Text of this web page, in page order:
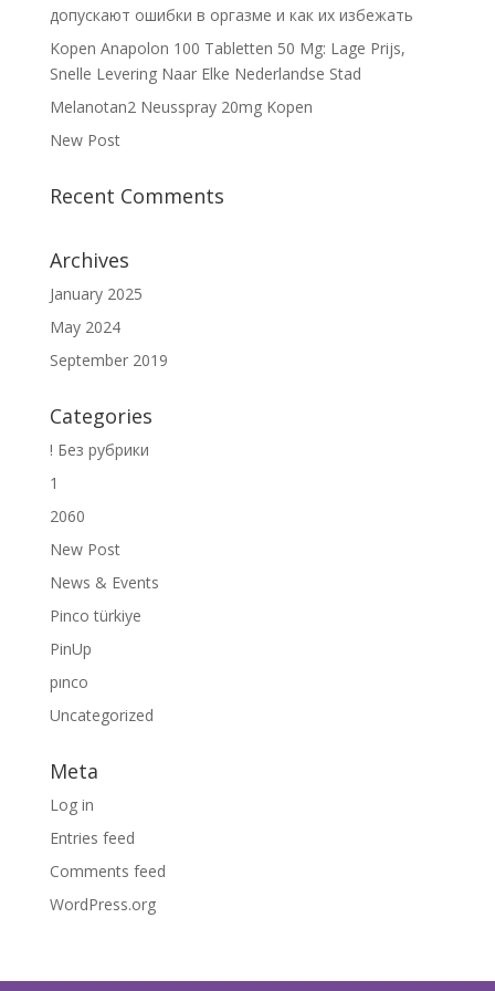
допускают ошибки в оргазме и как их избежать
Kopen Anapolon 100 Tabletten 50 Mg: Lage Prijs,
Snelle Levering Naar Elke Nederlandse Stad
Melanotan2 Neusspray 20mg Kopen
New Post
Recent Comments
Archives
January 2025
May 2024
September 2019
Categories
! Без рубрики
1
2060
New Post
News & Events
Pinco türkiye
PinUp
pınco
Uncategorized
Meta
Log in
Entries feed
Comments feed
WordPress.org